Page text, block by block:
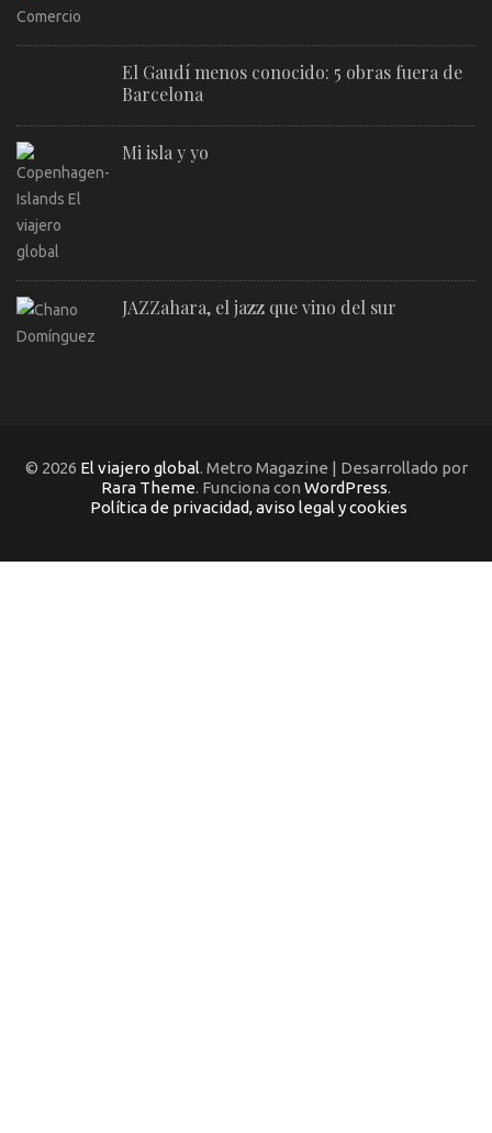
El Gaudí menos conocido: 5 obras fuera de
Barcelona
Mi isla y yo
JAZZahara, el jazz que vino del sur
© 2026 El viajero global. Metro Magazine | Desarrollado por
Rara Theme. Funciona con WordPress.
Política de privacidad, aviso legal y cookies